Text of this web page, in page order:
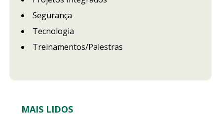
Segurança
Tecnologia
Treinamentos/Palestras
MAIS LIDOS